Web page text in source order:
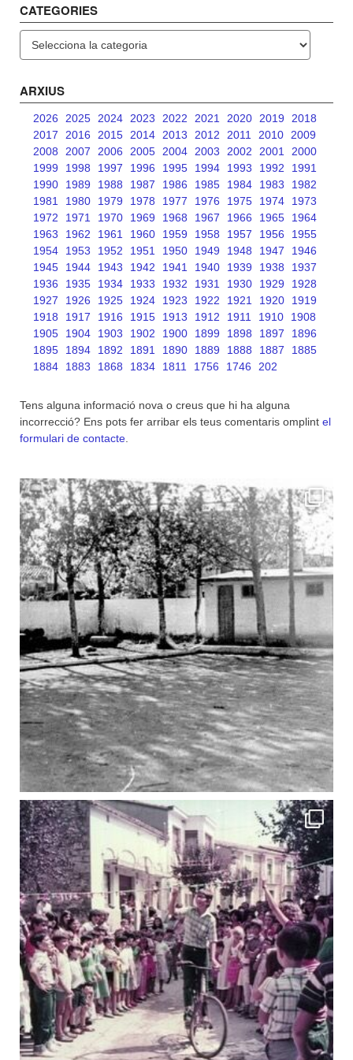
CATEGORIES
ARXIUS
2026 2025 2024 2023 2022 2021 2020 2019
2018
2017
2016 2015 2014 2013 2012 2011 2010
2009
2008
2007 2006 2005 2004 2003 2002 2001
2000
1999
1998 1997 1996 1995 1994 1993 1992
1991
1990
1989 1988 1987 1986 1985 1984 1983
1982
1981
1980 1979 1978 1977 1976 1975 1974
1973
1972
1971 1970 1969 1968 1967 1966 1965
1964
1963
1962 1961 1960 1959 1958 1957 1956
1955
1954
1953 1952 1951 1950 1949 1948 1947
1946
1945
1944 1943 1942 1941 1940 1939 1938
1937
1936
1935 1934 1933 1932 1931 1930 1929
1928
1927
1926 1925 1924 1923 1922 1921 1920
1919
1918
1917 1916 1915 1913 1912 1911 1910
1908
1905
1904 1903 1902 1900 1899 1898 1897
1896
1895
1894 1892 1891 1890 1889 1888 1887
1885
1884
1883 1868 1834 1811 1756 1746 202
Tens alguna informació nova o creus que hi ha alguna
incorrecció? Ens pots fer arribar els teus comentaris omplint el
formulari de contacte